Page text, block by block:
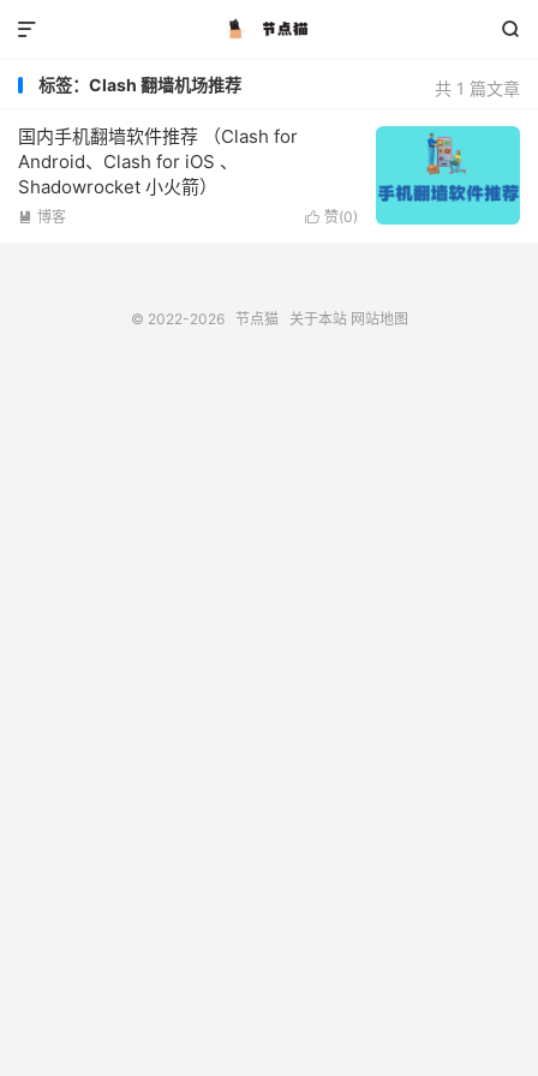


共 1 篇文章
标签：Clash 翻墙机场推荐
国内手机翻墙软件推荐 （Clash for
Android、Clash for iOS 、
Shadowrocket 小火箭）
 赞(0)
 博客
© 2022-2026 节点猫 关于本站 网站地图